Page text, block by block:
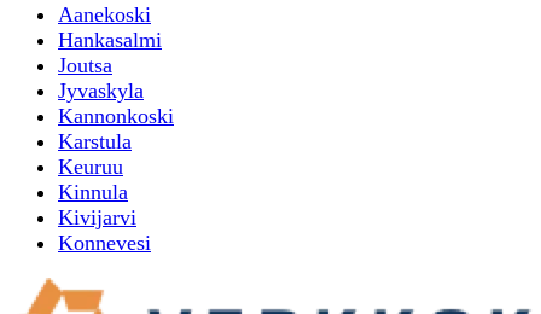
Aanekoski
Hankasalmi
Joutsa
Jyvaskyla
Kannonkoski
Karstula
Keuruu
Kinnula
Kivijarvi
Konnevesi